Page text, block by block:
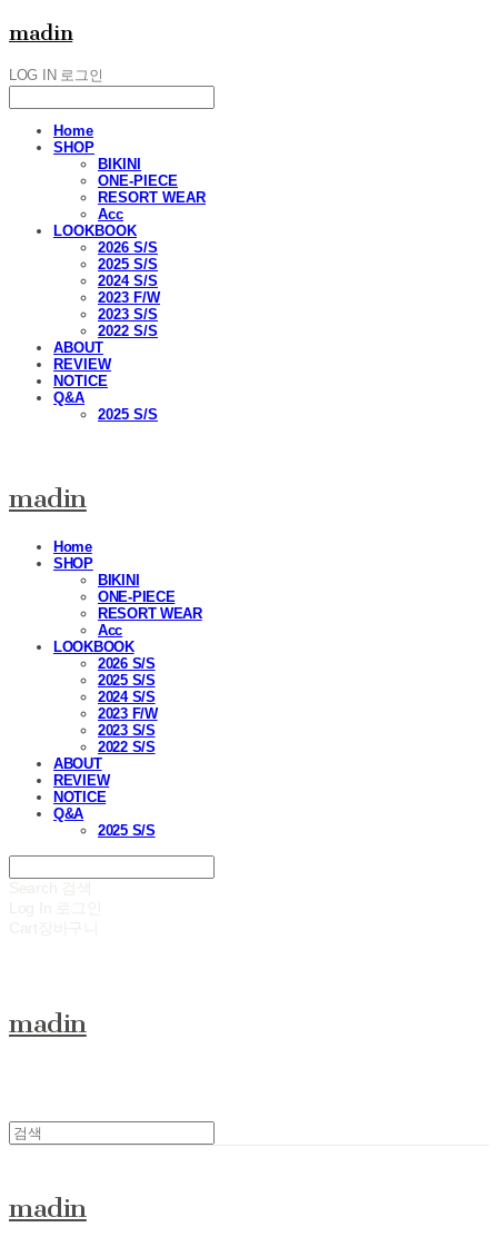
madin
LOG IN 로그인
Home
SHOP
BIKINI
ONE-PIECE
RESORT WEAR
Acc
LOOKBOOK
2026 S/S
2025 S/S
2024 S/S
2023 F/W
2023 S/S
2022 S/S
ABOUT
REVIEW
NOTICE
Q&A
2025 S/S
madin
Home
SHOP
BIKINI
ONE-PIECE
RESORT WEAR
Acc
LOOKBOOK
2026 S/S
2025 S/S
2024 S/S
2023 F/W
2023 S/S
2022 S/S
ABOUT
REVIEW
NOTICE
Q&A
2025 S/S
madin
madin